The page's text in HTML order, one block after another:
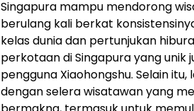
Singapura mampu mendorong
berulang kali berkat
kelas dunia dan pertunjukan
perkotaan di Singapura yang unik
pengguna Xiaohongshu. Selain
dengan selera wisatawan yang